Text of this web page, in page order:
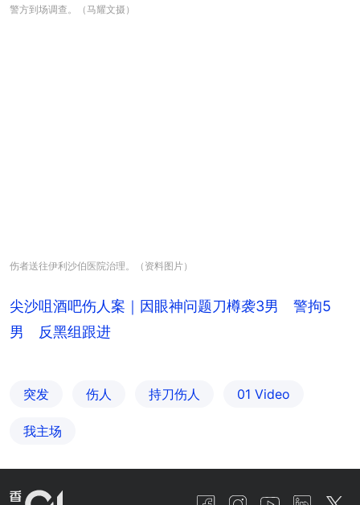
警方到场调查。（马耀文摄）
伤者送往伊利沙伯医院治理。（资料图片）
尖沙咀酒吧伤人案｜因眼神问题刀樽袭3男 警拘5
男 反黑组跟进
突发 伤人 持刀伤人 01 Video
我主场